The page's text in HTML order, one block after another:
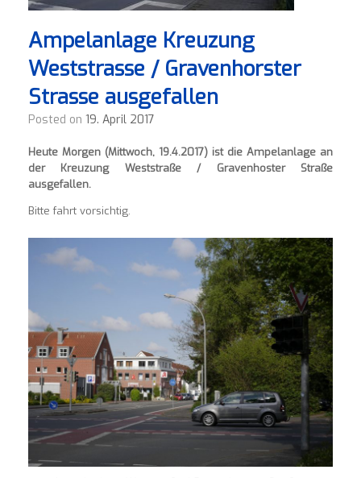
Ampelanlage Kreuzung
Weststrasse / Gravenhorster
Strasse ausgefallen
Posted on 19. April 2017
Heute Morgen (Mittwoch, 19.4.2017) ist die Ampelanlage an
der Kreuzung Weststraße / Gravenhoster Straße
ausgefallen.
Bitte fahrt vorsichtig.